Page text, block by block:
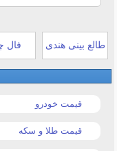
طالع بینی هندی فال
قیمت خودرو
قیمت طلا و سکه